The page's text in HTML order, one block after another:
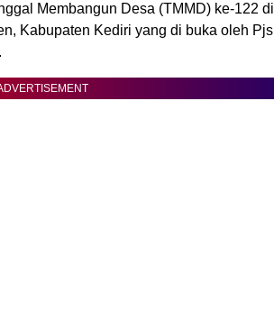
Membangun Desa (TMMD) ke-122 di
Kabupaten Kediri yang di buka oleh Pjs